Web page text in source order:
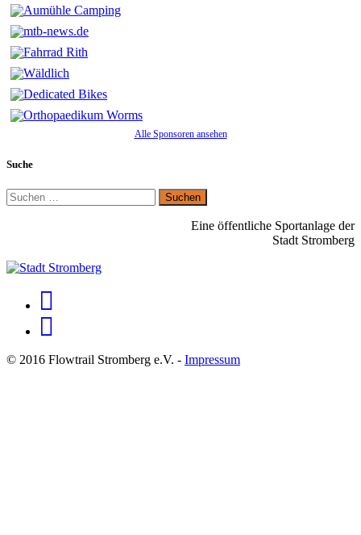
Alle Sponsoren ansehen
Suche
Suchen
nach:
Eine öffentliche Sportanlage der
Stadt Stromberg
© 2016 Flowtrail Stromberg e.V. - Impressum